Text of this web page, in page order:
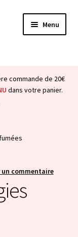
Menu
Ouvrir
menu
Ouvrir
commande de 20€
dans votre panier.
un commentaire